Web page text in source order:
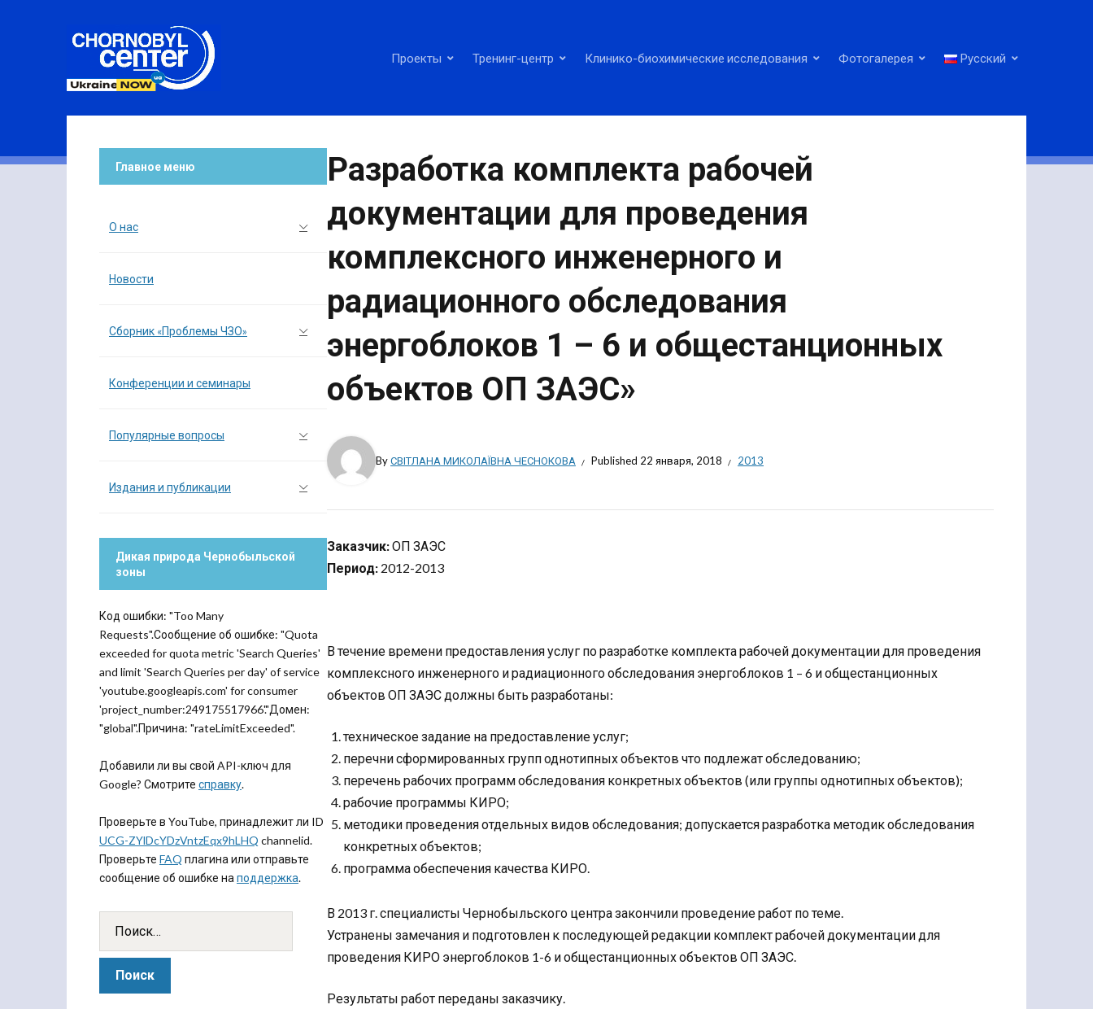
Проекты Тренинг-центр Клинико-биохимические исследования Фотогалерея Русский
Разработка комплекта рабочей
документации для проведения
комплексного инженерного и
радиационного обследования
энергоблоков 1 – 6 и общестанционных
объектов ОП ЗАЭС»
ByСВІТЛАНА МИКОЛАЇВНА ЧЕСНОКОВА Published 22 января, 2018 2013
Заказчик:ОП ЗАЭС
Период: 2012-2013
В течение времени предоставления услуг по разработке комплекта рабочей документации для проведения
комплексного инженерного и радиационного обследования энергоблоков 1 – 6 и общестанционных
объектов ОП ЗАЭС должны быть разработаны:
техническое задание на предоставление услуг;
перечни сформированных групп однотипных объектов что подлежат обследованию;
перечень рабочих программ обследования конкретных объектов (или группы однотипных объектов);
рабочие программы КИРО;
методики проведения отдельных видов обследования; допускается разработка методик обследования
конкретных объектов;
программа обеспечения качества КИРО.
В 2013 г. специалисты Чернобыльского центра закончили проведение работ по теме.
Устранены замечания и подготовлен к последующей редакции комплект рабочей документации для
проведения КИРО энергоблоков 1-6 и общестанционных объектов ОП ЗАЭС.
Результаты работ переданы заказчику.
Главное меню
О нас
Новости
Сборник «Проблемы ЧЗО»
Конференции и семинары
Популярные вопросы
Издания и публикации
Дикая природа Чернобыльской
зоны
Код ошибки: "Too Many
Requests".Сообщение об ошибке: "Quota
exceeded for quota metric 'Search Queries'
and limit 'Search Queries per day' of service
'youtube.googleapis.com' for consumer
'project_number:249175517966'."Домен:
"global".Причина: "rateLimitExceeded".
Добавили ли вы свой API-ключ для
Google? Смотрите справку.
Проверьте в YouTube, принадлежит ли ID
UCG-ZYlDcYDzVntzEqx9hLHQ channelid.
Проверьте FAQ плагина или отправьте
сообщение об ошибке на поддержка.